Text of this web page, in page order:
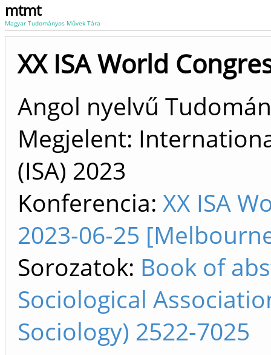
mtmt
Magyar Tudományos Művek Tára
XX ISA World
Angol nyelvű
Megjelent:
(ISA) 2023
Konferencia: XX ISA
2023-06-25
Sorozatok: Book of
Sociological
Sociology) 2522-7025